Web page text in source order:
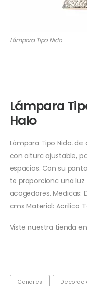
Lámpara Tipo Nido
Lámpara
Halo
Lámpara Tipo Nido,
con altura ajustable,
espacios. Con su
te proporciona una
acogedores. Medidas:
cms Material: Acrilico
Viste nuestra tienda
Candiles